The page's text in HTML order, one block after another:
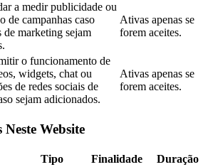
a medir publicidade ou
de campanhas caso
de marketing sejam
Ativas apenas se
forem aceites.
o funcionamento de
widgets, chat ou
de redes sociais de
sejam adicionados.
Ativas apenas se
forem aceites.
Website
Tipo Finalidade Duração